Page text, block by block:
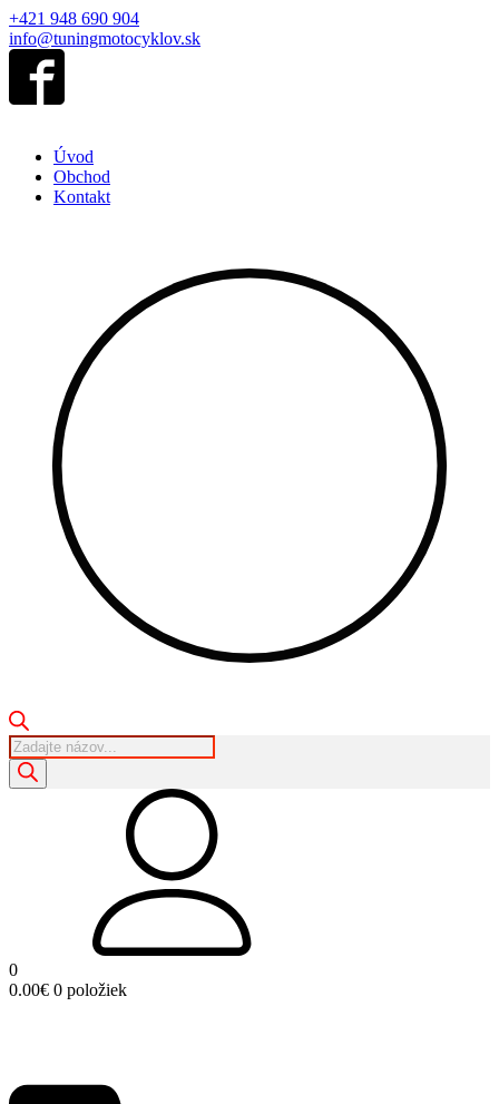
+421 948 690 904
info@tuningmotocyklov.sk
Úvod
Obchod
Kontakt
Products
search
0
0.00€ 0 položiek